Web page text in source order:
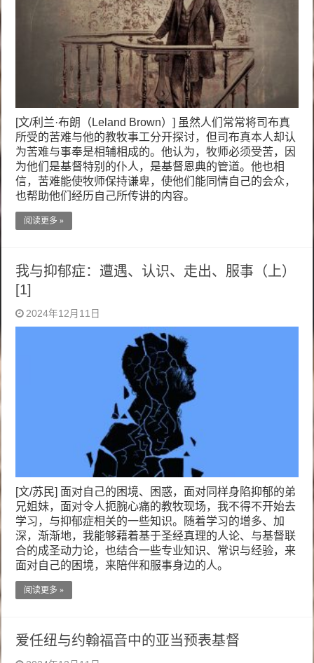
[文/利兰·布朗（Leland Brown）] 虽然人们常常将司布真
所受的苦难与他的教牧事工分开探讨，但司布真本人却认
为苦难与事奉是相辅相成的。他认为，牧师必须受苦，因
为他们是基督特别的仆人，是基督恩典的管道。他也相
信，苦难能使牧师保持谦卑，使他们能同情自己的会众，
也帮助他们经历自己所传讲的内容。
阅读更多 »
我与抑郁症：遭遇、认识、走出、服事（上）
[1]
2024年12月11日
[文/苏民] 面对自己的困境、困惑，面对同样身陷抑郁的弟
兄姐妹，面对令人扼腕心痛的教牧现场，我不得不开始去
学习，与抑郁症相关的一些知识。随着学习的增多、加
深，渐渐地，我能够藉着基于圣经真理的人论、与基督联
合的成圣动力论，也结合一些专业知识、常识与经验，来
面对自己的困境，来陪伴和服事身边的人。
阅读更多 »
爱任纽与约翰福音中的亚当预表基督